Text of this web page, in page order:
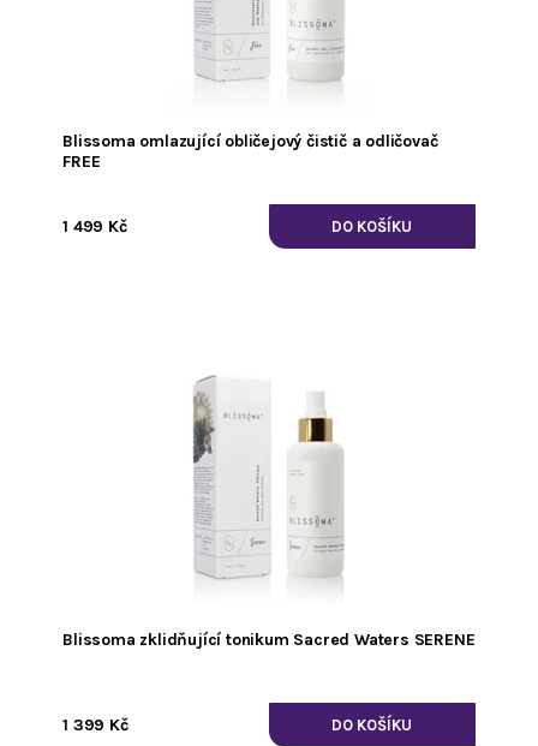
Blissoma omlazující obličejový čistič a odličovač
FREE
1 499 Kč
Blissoma zklidňující tonikum Sacred Waters SERENE
1 399 Kč